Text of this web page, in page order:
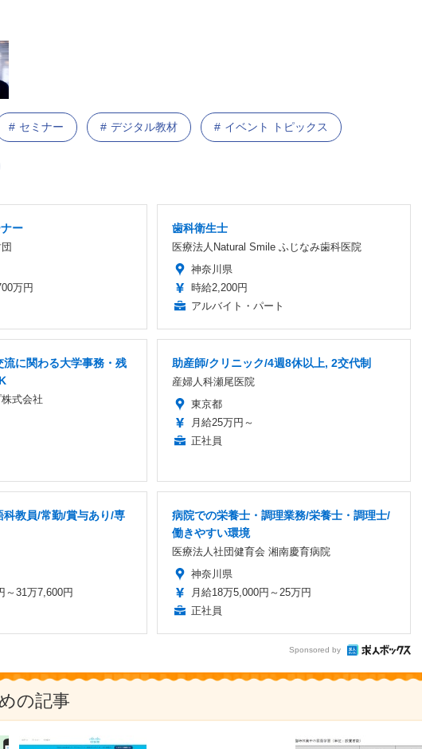
セミナー デジタル教材 イベント トピックス
ー
万円
歯科衛生士
医療法人Natural Smile ふじなみ歯科医院
神奈川県
時給2,200円
アルバイト・パート
に関わる大学事務・残
式会社
助産師/クリニック/4週8休以上, 2交代制
産婦人科瀬尾医院
東京都
月給25万円～
正社員
教員/常勤/賞与あり/専
～31万7,600円
病院での栄養士・調理業務/栄養士・調理士/
働きやすい環境
医療法人社団健育会 湘南慶育病院
神奈川県
月給18万5,000円～25万円
正社員
Sponsored by
の記事